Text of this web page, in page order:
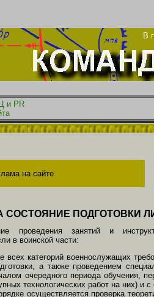
В
на сайте
СОСТОЯНИЕ ПОДГОТОВКИ
проведения занятий и
в воинской части:
всех категорий военнослужащих
а также проведением
очередного периода обучения,
технологических работ на них)
осуществляется проверка